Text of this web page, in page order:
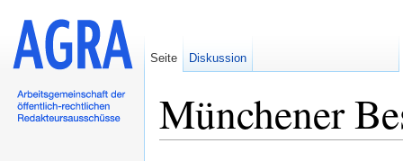
Münchener
Seite Diskussion